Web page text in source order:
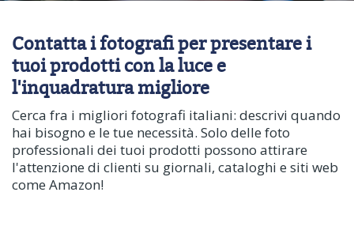
Contatta i fotografi per presentare i
tuoi prodotti con la luce e
l'inquadratura migliore
Cerca fra i migliori fotografi italiani: descrivi quando
hai bisogno e le tue necessità. Solo delle foto
professionali dei tuoi prodotti possono attirare
l'attenzione di clienti su giornali, cataloghi e siti web
come Amazon!